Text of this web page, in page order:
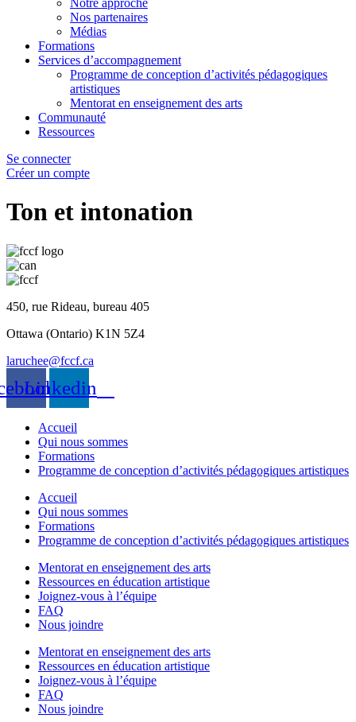
Notre approche
Nos partenaires
Médias
Formations
Services d’accompagnement
Programme de conception d’activités pédagogiques
artistiques
Mentorat en enseignement des arts
Communauté
Ressources
Se connecter
Créer un compte
Ton et intonation
450, rue Rideau, bureau 405
Ottawa (Ontario) K1N 5Z4
laruchee@fccf.ca
Linkedin
Accueil
Qui nous sommes
Formations
Programme de conception d’activités pédagogiques artistiques
Accueil
Qui nous sommes
Formations
Programme de conception d’activités pédagogiques artistiques
Mentorat en enseignement des arts
Ressources en éducation artistique
Joignez-vous à l’équipe
FAQ
Nous joindre
Mentorat en enseignement des arts
Ressources en éducation artistique
Joignez-vous à l’équipe
FAQ
Nous joindre